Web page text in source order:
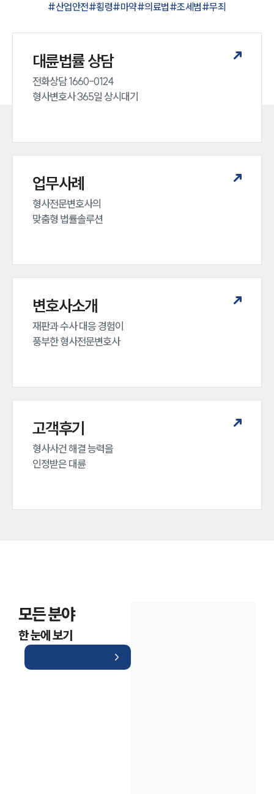
#산업안전#횡령#마약#의료법#조세범#무죄
대륜법률 상담
전화상담 1660-0124
형사변호사 365일 상시대기
업무사례
형사전문변호사의
맞춤형 법률솔루션
변호사소개
재판과 수사 대응 경험이
풍부한 형사전문변호사
고객후기
형사사건 해결 능력을
인정받은 대륜
모든 분야
한 눈에 보기